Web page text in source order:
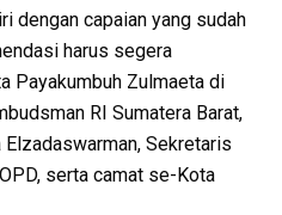
dengan capaian yang sudah
harus segera
Payakumbuh Zulmaeta di
RI Sumatera Barat,
Sekretaris
serta camat se-Kota